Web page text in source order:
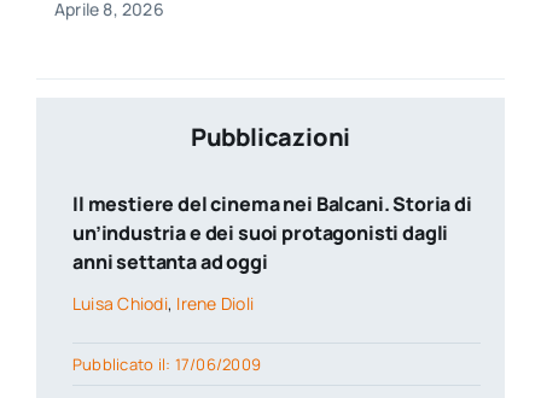
Aprile 8, 2026
Pubblicazioni
Il mestiere del cinema nei Balcani. Storia di
un’industria e dei suoi protagonisti dagli
anni settanta ad oggi
Luisa Chiodi, Irene Dioli
Pubblicato il: 17/06/2009